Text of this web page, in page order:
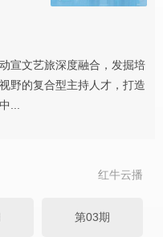
宣文艺旅深度融合，发掘培
野的复合型主持人才，打造
...
红牛云播
第03期